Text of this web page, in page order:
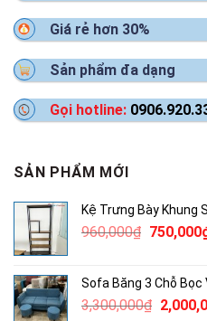
Giá rẻ hơn 30%
Sản phẩm đa dạng
Gọi hotline:
SẢN PHẨM MỚI
Kệ Trưng Bày Khung
960,000₫ Giá
750,000
Sofa Băng 3 Chỗ Bọc
3,300,000₫ Giá